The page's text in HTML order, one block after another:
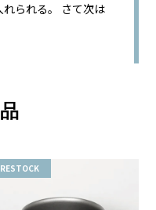
られる。 さて次は
RESTOCK